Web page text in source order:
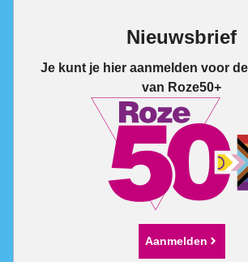
Nieuwsbrief
Je kunt je hier aanmelden voor
van Roze50+
Aanmelden